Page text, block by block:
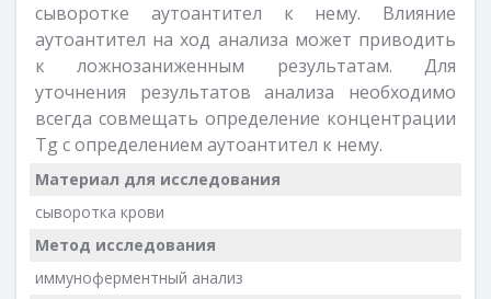
сыворотке аутоантител к нему. Влияние
аутоантител на ход анализа может приводить
к ложнозаниженным результатам. Для
уточнения результатов анализа необходимо
всегда совмещать определение концентрации
Тg с определением аутоантител к нему.
Материал для исследования
сыворотка крови
Метод исследования
иммуноферментный анализ